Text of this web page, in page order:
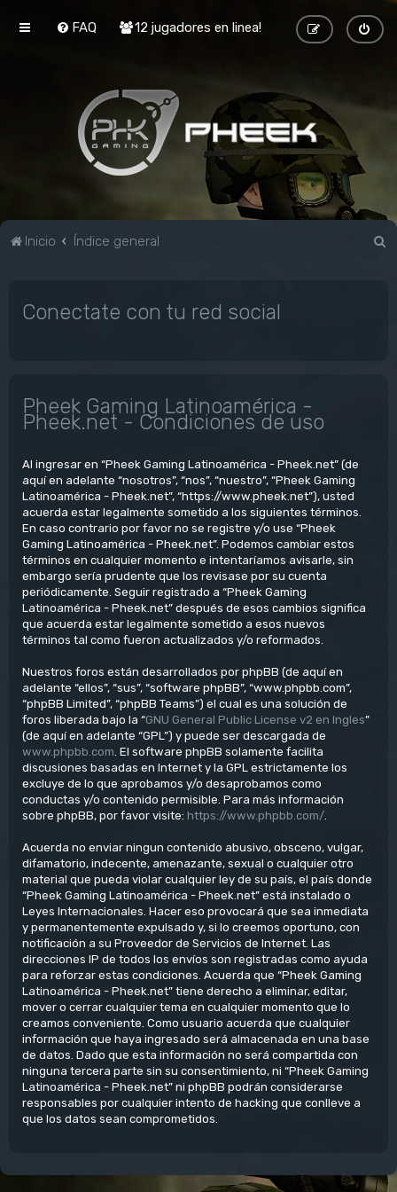
FAQ 12 jugadores en linea!
Inicio Índice general
Conectate con tu red social
Pheek Gaming Latinoamérica -
Pheek.net - Condiciones de uso
Al ingresar en “Pheek Gaming Latinoamérica - Pheek.net” (de
aquí en adelante “nosotros”, “nos”, “nuestro”, “Pheek Gaming
Latinoamérica - Pheek.net”, “https://www.pheek.net”), usted
acuerda estar legalmente sometido a los siguientes términos.
En caso contrario por favor no se registre y/o use “Pheek
Gaming Latinoamérica - Pheek.net”. Podemos cambiar estos
términos en cualquier momento e intentaríamos avisarle, sin
embargo sería prudente que los revisase por su cuenta
periódicamente. Seguir registrado a “Pheek Gaming
Latinoamérica - Pheek.net” después de esos cambios significa
que acuerda estar legalmente sometido a esos nuevos
términos tal como fueron actualizados y/o reformados.
Nuestros foros están desarrollados por phpBB (de aquí en
adelante “ellos”, “sus”, “software phpBB”, “www.phpbb.com”,
“phpBB Limited”, “phpBB Teams”) el cual es una solución de
foros liberada bajo la “GNU General Public License v2 en Ingles”
(de aquí en adelante “GPL”) y puede ser descargada de
www.phpbb.com . El software phpBB solamente facilita
discusiones basadas en Internet y la GPL estrictamente los
excluye de lo que aprobamos y/o desaprobamos como
conductas y/o contenido permisible. Para más información
sobre phpBB, por favor visite: https://www.phpbb.com/
Acuerda no enviar ningun contenido abusivo, obsceno, vulgar,
difamatorio, indecente, amenazante, sexual o cualquier otro
material que pueda violar cualquier ley de su país, el país donde
“Pheek Gaming Latinoamérica - Pheek.net” está instalado o
Leyes Internacionales. Hacer eso provocará que sea inmediata
y permanentemente expulsado y, si lo creemos oportuno, con
notificación a su Proveedor de Servicios de Internet. Las
direcciones IP de todos los envíos son registradas como ayuda
para reforzar estas condiciones. Acuerda que “Pheek Gaming
Latinoamérica - Pheek.net” tiene derecho a eliminar, editar,
mover o cerrar cualquier tema en cualquier momento que lo
creamos conveniente. Como usuario acuerda que cualquier
información que haya ingresado será almacenada en una base
de datos. Dado que esta información no será compartida con
ninguna tercera parte sin su consentimiento, ni “Pheek Gaming
Latinoamérica - Pheek.net” ni phpBB podrán considerarse
responsables por cualquier intento de hacking que conlleve a
que los datos sean comprometidos.